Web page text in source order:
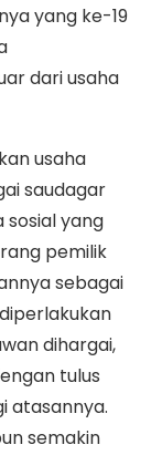
yang ke-19
dari usaha
usaha
saudagar
sosial yang
pemilik
sebagai
dihargai,
tulus
atasannya.
semakin